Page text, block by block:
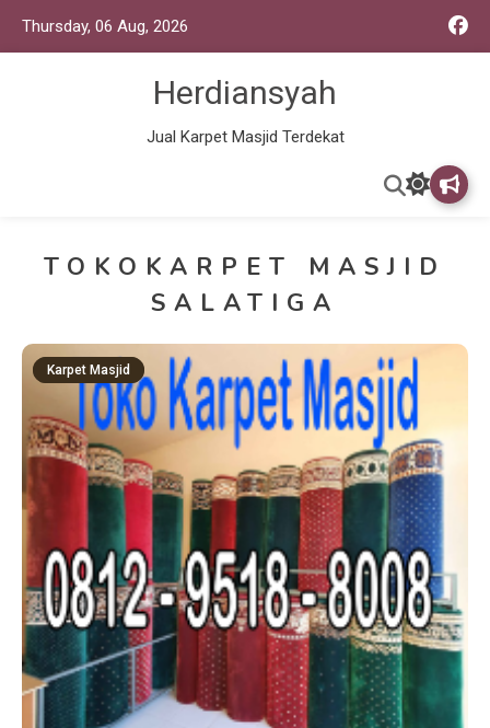
Thursday, 06 Aug, 2026
Herdiansyah
Jual Karpet Masjid Terdekat
TOKOKARPET MASJID
SALATIGA
Karpet Masjid